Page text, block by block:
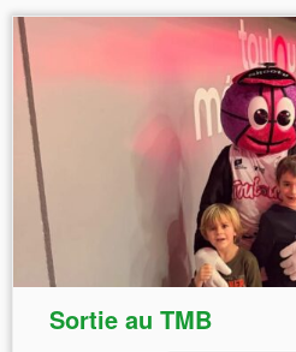
Sortie au TMB